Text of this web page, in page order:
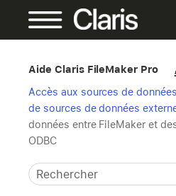
Aide Claris FileMaker Pro
Accès aux sources de
de sources de données
données entre FileMaker et
ODBC